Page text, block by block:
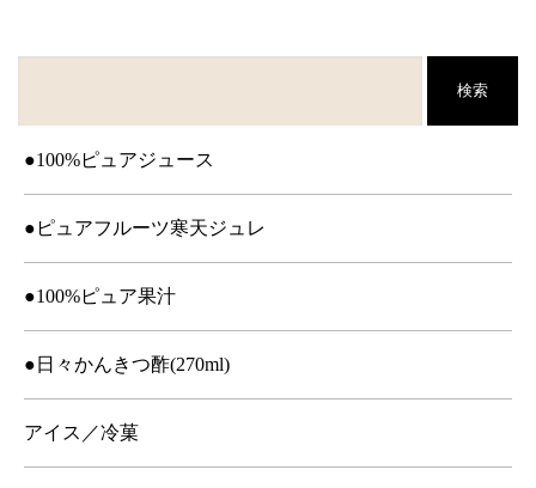
検索
●100%ピュアジュース
●ピュアフルーツ寒天ジュレ
●100%ピュア果汁
●日々かんきつ酢(270ml)
アイス／冷菓